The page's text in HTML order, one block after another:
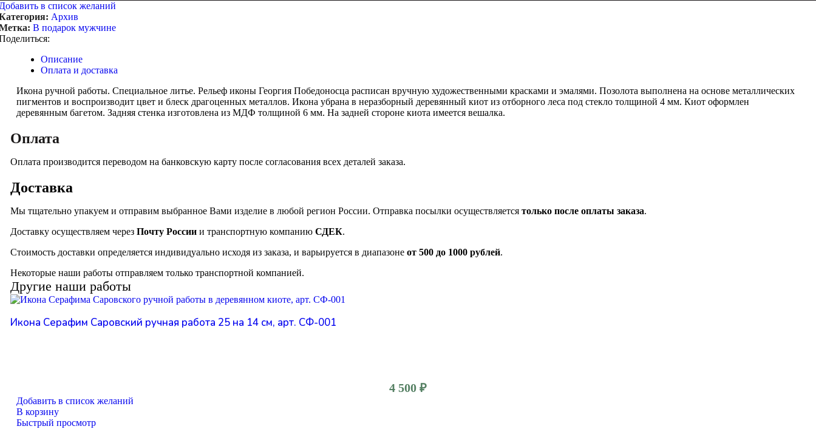
в список желаний
Архив
В подарок мужчине
Описание
Оплата и доставка
Икона ручной работы. Специальное литье. Рельеф иконы Георгия Победоносца расписан вручную художественными красками и эмалями. Позолота выполнена на основе металлических
пигментов и воспроизводит цвет и блеск драгоценных металлов. Икона убрана в неразборный деревянный киот из отборного леса под стекло толщиной 4 мм. Киот оформлен
деревянным багетом. Задняя стенка изготовлена из МДФ толщиной 6 мм. На задней стороне киота имеется вешалка.
Оплата
Оплата производится переводом на банковскую карту после согласования всех деталей заказа.
Доставка
Мы тщательно упакуем и отправим выбранное Вами изделие в любой регион России. Отправка посылки осуществляется только после оплаты заказа.
Доставку осуществляем через Почту России и транспортную компанию СДЕК.
Стоимость доставки определяется индивидуально исходя из заказа, и варьируется в диапазоне от 500 до 1000 рублей.
Некоторые наши работы отправляем только транспортной компанией.
Другие наши работы
Икона Серафим Саровский ручная работа 25 на 14 см, арт. СФ-001
4 500 ₽
Добавить в список желаний
В корзину
Быстрый просмотр